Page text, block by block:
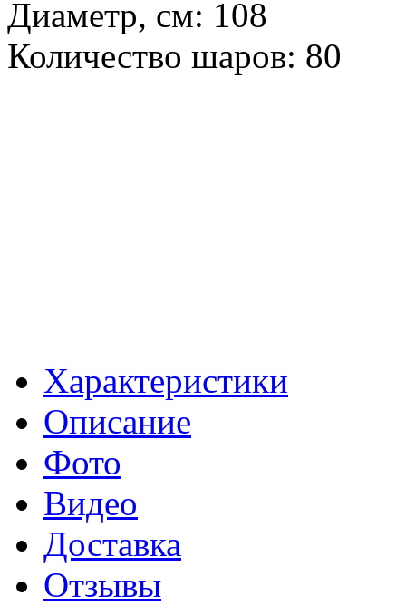
Диаметр, см: 108
Количество шаров: 80
Характеристики
Описание
Фото
Видео
Доставка
Отзывы